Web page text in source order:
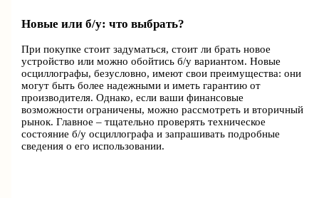
Новые или б/у: что выбрать?
При покупке стоит задуматься, стоит ли брать новое
устройство или можно обойтись б/у вариантом. Новые
осциллографы, безусловно, имеют свои преимущества: они
могут быть более надежными и иметь гарантию от
производителя. Однако, если ваши финансовые
возможности ограничены, можно рассмотреть и вторичный
рынок. Главное – тщательно проверять техническое
состояние б/у осциллографа и запрашивать подробные
сведения о его использовании.